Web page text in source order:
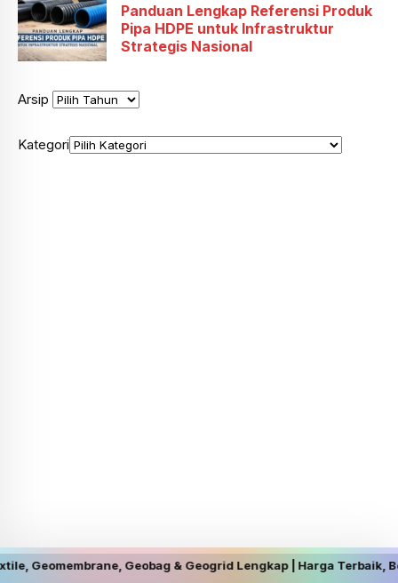
Panduan Lengkap Referensi Produk
Pipa HDPE untuk Infrastruktur
Strategis Nasional
Arsip
Kategori
Geobag & Geogrid Lengkap | Harga Terbaik, Berkualitas,